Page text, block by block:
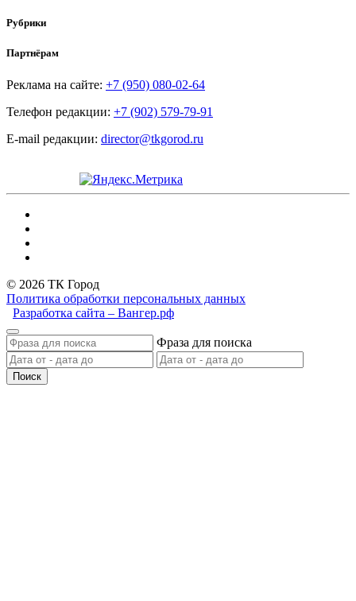
Рубрики
Партнёрам
Реклама на сайте: +7 (950) 080-02-64
Телефон редакции: +7 (902) 579-79-91
E-mail редакции: director@tkgorod.ru
© 2026 ТК Город
Политика обработки персональных данных
Разработка сайта – Вангер.рф
Фраза для поиска
Поиск